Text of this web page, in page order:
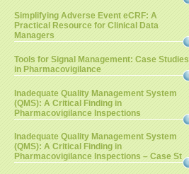
Simplifying Adverse Event eCRF: A
Practical Resource for Clinical Data
Managers
Tools for Signal Management: Case Studies
in Pharmacovigilance
Inadequate Quality Management System
(QMS): A Critical Finding in
Pharmacovigilance Inspections
Inadequate Quality Management System
(QMS): A Critical Finding in
Pharmacovigilance Inspections – Case St